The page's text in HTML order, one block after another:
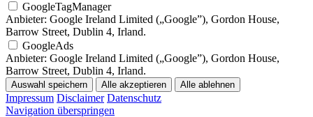
GoogleTagManager
Anbieter: Google Ireland Limited („Google”), Gordon House,
Barrow Street, Dublin 4, Irland.
GoogleAds
Anbieter: Google Ireland Limited („Google”), Gordon House,
Barrow Street, Dublin 4, Irland.
Auswahl speichern Alle akzeptieren Alle ablehnen
Impressum Disclaimer Datenschutz
Navigation überspringen